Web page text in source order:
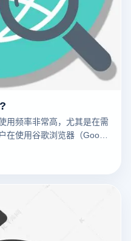
用频率非常高，尤其是在需
使用谷歌浏览器（Google
操作多个账户。为了实现
个非常实用的方法。接下
中的关联问题。